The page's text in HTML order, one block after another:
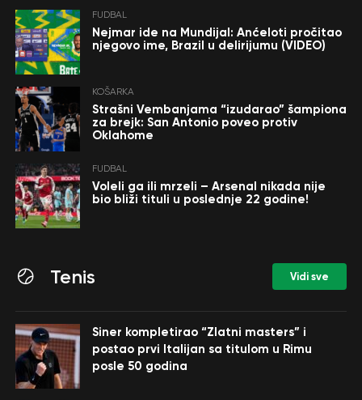
FUDBAL
Nejmar ide na Mundijal: Anćeloti pročitao
njegovo ime, Brazil u delirijumu (VIDEO)
KOŠARKA
Strašni Vembanjama “izudarao” šampiona
za brejk: San Antonio poveo protiv
Oklahome
FUDBAL
Voleli ga ili mrzeli – Arsenal nikada nije
bio bliži tituli u poslednje 22 godine!
Tenis Vidi sve
Siner kompletirao “Zlatni masters” i
postao prvi Italijan sa titulom u Rimu
posle 50 godina